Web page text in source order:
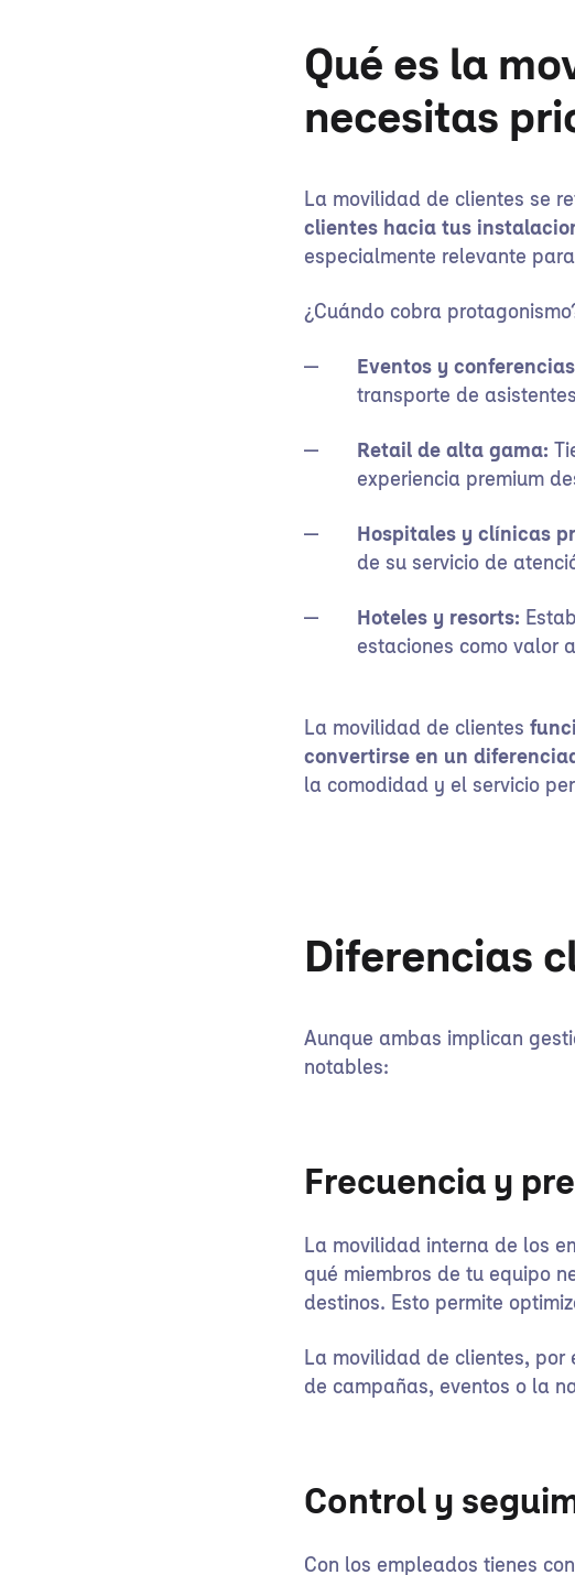
Qué es la
necesitas
La movilidad de clientes se
clientes hacia tus
especialmente relevante
¿Cuándo cobra
Eventos y
transporte de
Retail de alta gama:
experiencia premium
Hospitales y clínicas
de su servicio de
Hoteles y resorts:
estaciones como valor
La movilidad de clientes
convertirse en un
la comodidad y el servicio
Diferencias
Aunque ambas implican
notables:
Frecuencia y
La movilidad interna de los
qué miembros de tu equipo
destinos. Esto permite
La movilidad de clientes, por
de campañas, eventos o la
Control y
Con los empleados tienes